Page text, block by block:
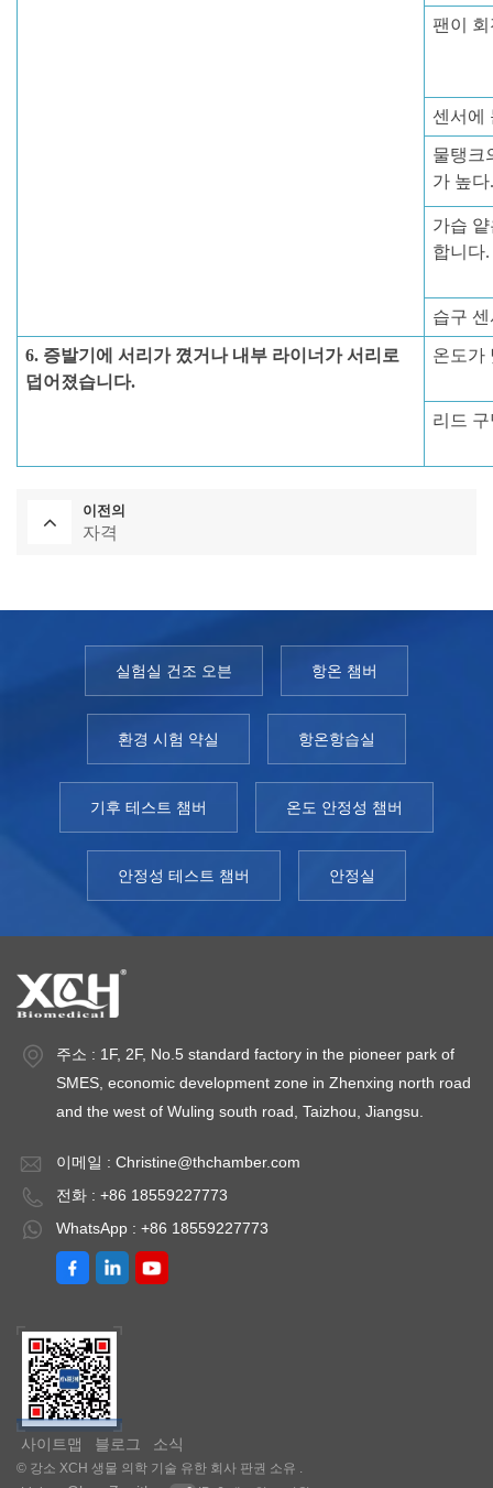
팬이
센서에
물탱크
가 높다
가습
합니다.
습구
6. 증발기에 서리가 꼈거나 내부 라이너가 서리로
덥어졌습니다.
온도가
리드
이전의
자격
실험실 건조 오븐 항온 챔버
환경 시험 약실 항온항습실
기후 테스트 챔버 온도 안정성 챔버
안정성 테스트 챔버 안정실
주소 : 1F, 2F, No.5 standard factory in the pioneer park of
SMES, economic development zone in Zhenxing north road
and the west of Wuling south road, Taizhou, Jiangsu.
이메일 : Christine@thchamber.com
전화 : +86 18559227773
WhatsApp : +86 18559227773
사이트맵 블로그 소식
© 강소 XCH 생물 의학 기술 유한 회사 판권 소유 .